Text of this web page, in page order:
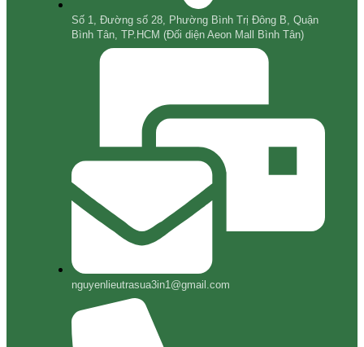
Số 1, Đường số 28, Phường Bình Trị Đông B, Quận
Bình Tân, TP.HCM (Đối diện Aeon Mall Bình Tân)
nguyenlieutrasua3in1@gmail.com